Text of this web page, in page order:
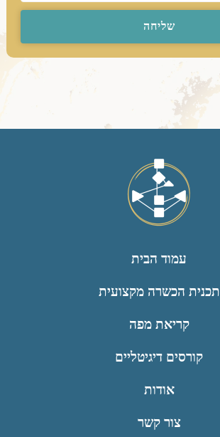
שליחה
עמוד הבית
תכנית הכשרה מקצועית
קריאת מפה
קורסים דיגיטליים
אודות
צור קשר